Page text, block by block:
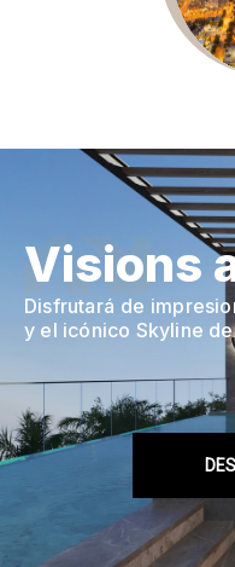
Visions
Disfrutará de
y el icónico Skyline